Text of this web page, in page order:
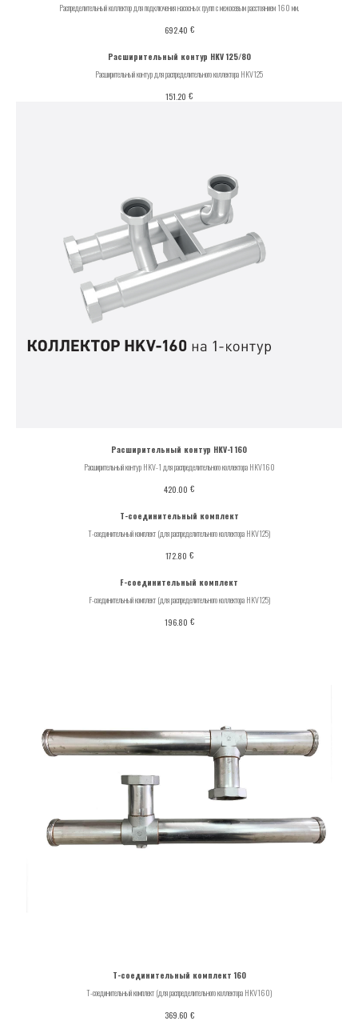
Распределительный коллектор для подключения насосных групп с межосевым расстоянием 160 мм.
692.40 €
Расширительный контур HKV 125/80
Расширительный контур для распределительного коллектора HKV125
151.20 €
Расширительный контур HKV-1 160
Расширительный контур HKV-1 для распределительного коллектора HKV160
420.00 €
T-соединительный комплект
T-соединительный комплект (для распределительного коллектора HKV125)
172.80 €
F-соединительный комплект
F-соединительный комплект (для распределительного коллектора HKV125)
196.80 €
T-соединительный комплект 160
T-соединительный комплект (для распределительного коллектора HKV160)
369.60 €